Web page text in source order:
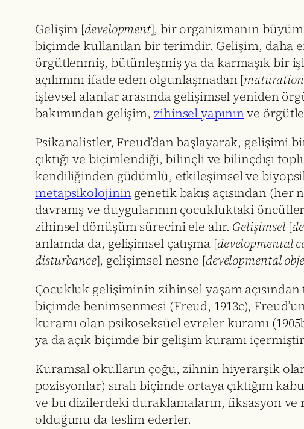
Gelişim [development], bir organizmanın
biçimde kullanılan bir terimdir. Gelişim, daha
örgütlenmiş, bütünleşmiş ya da karmaşık bir
açılımını ifade eden olgunlaşmadan [maturation
işlevsel alanlar arasında gelişimsel yeniden
bakımından gelişim, zihinsel yapınınve
Psikanalistler, Freud’dan başlayarak, gelişimi
çıktığı ve biçimlendiği, bilinçli ve bilinçdışı
kendiliğinden güdümlü, etkileşimsel ve
metapsikolojiningenetik bakış açısından
davranış ve duygularının çocukluktaki
zihinsel dönüşüm sürecini ele alır. Gelişimsel[
anlamda da, gelişimsel çatışma [developmental
disturbance], gelişimsel nesne [developmental
Çocukluk gelişiminin zihinsel yaşam açısından
biçimde benimsenmesi (Freud, 1913c),
kuramı olan psikoseksüel evreler kuramı
ya da açık biçimde bir gelişim kuramı
Kuramsal okulların çoğu, zihnin hiyerarşik
pozisyonlar) sıralı biçimde ortaya çıktığını
ve bu dizilerdeki duraklamaların, fiksasyon
olduğunu da teslim ederler.